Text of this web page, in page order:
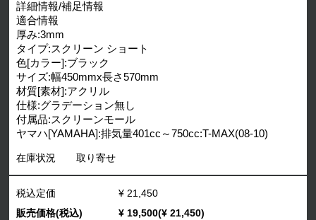
詳細情報/補足情報
適合情報
厚み:3mm
タイプ:スクリーン ショート
色[カラー]:ブラック
サイズ:幅450mmx長さ570mm
材質[素材]:アクリル
仕様:グラデーション無し
付属品:スクリーンモール
ヤマハ[YAMAHA]:排気量401cc～750cc:T-MAX(08-10)
在庫状況 取り寄せ
税込定価
¥ 21,450
販売価格(税込)
¥ 19,500(¥ 21,450)